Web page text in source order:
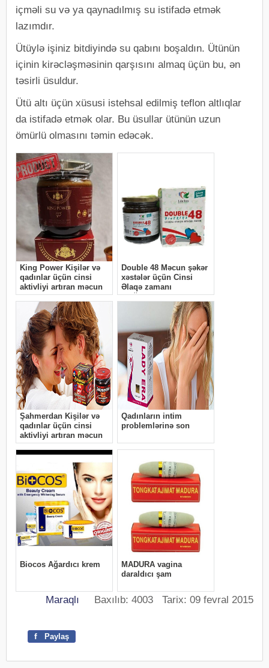
içməli su və ya qaynadılmış su istifadə etmək
lazımdır.
Ütüylə işiniz bitdiyində su qabını boşaldın. Ütünün
içinin kirəcləşməsinin qarşısını almaq üçün bu, ən
təsirli üsuldur.
Ütü altı üçün xüsusi istehsal edilmiş teflon altlıqlar
da istifadə etmək olar. Bu üsullar ütünün uzun
ömürlü olmasını təmin edəcək.
Maraqlı Baxılıb: 4003 Tarix: 09 fevral 2015
f Paylaş